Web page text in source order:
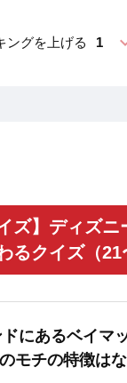
ングを上げる 1
ズ】ディズ
るクイズ（21
ドにあるベイマ
モチの特徴は